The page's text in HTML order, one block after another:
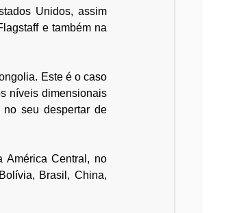
Unidos, assim
e também na
Este é o caso
níveis dimensionais
seu despertar de
América Central, no
Brasil, China,